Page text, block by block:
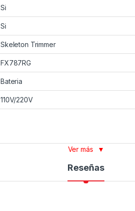
Si
Si
Skeleton Trimmer
FX787RG
Bateria
110V/220V
Ver más ▼
Reseñas